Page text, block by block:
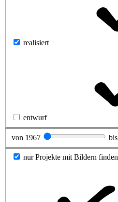
realisiert
entwurf
von 1967 bis
nur Projekte mit Bildern finden